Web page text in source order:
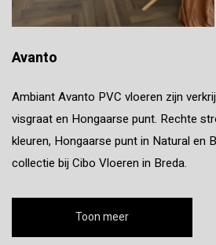
Avanto
Ambiant Avanto PVC vloeren zijn
visgraat en Hongaarse punt. Rechte
kleuren, Hongaarse punt in Natural en
collectie bij Cibo Vloeren in Breda.
Toon meer